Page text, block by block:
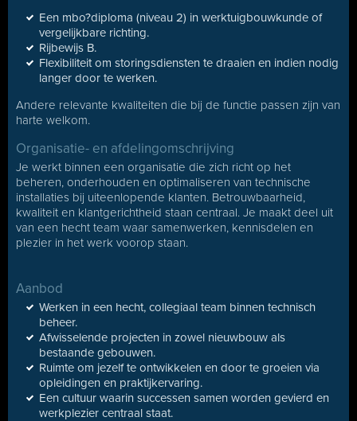
Een mbo?diploma (niveau 2) in werktuigbouwkunde of
vergelijkbare richting.
Rijbewijs B.
Flexibiliteit om storingsdiensten te draaien en indien nodig
langer door te werken.
Andere relevante kwaliteiten die bij de functie passen zijn van
harte welkom.
Organisatie- en afdelingomschrijving
Je werkt binnen een organisatie die zich richt op het
beheren, onderhouden en optimaliseren van technische
installaties bij uiteenlopende klanten. Betrouwbaarheid,
kwaliteit en klantgerichtheid staan centraal. Je maakt deel uit
van een hecht team waar samenwerken, kennisdelen en
plezier in het werk voorop staan.
Aanbod
Werken in een hecht, collegiaal team binnen technisch
beheer.
Afwisselende projecten in zowel nieuwbouw als
bestaande gebouwen.
Ruimte om jezelf te ontwikkelen en door te groeien via
opleidingen en praktijkervaring.
Een cultuur waarin successen samen worden gevierd en
werkplezier centraal staat.